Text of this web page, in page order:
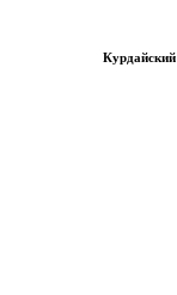
Курдайский